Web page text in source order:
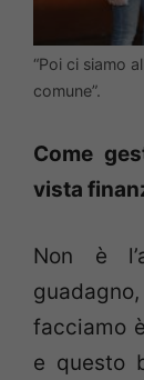
“Poi ci siamo
comune”.
Come
vista
Non è
facciamo
e questo